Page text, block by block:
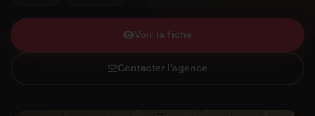
Voir la fiche
Contacter l'agence